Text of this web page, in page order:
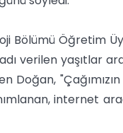
Bölümü Öğretim
verilen yaşıtlar
Doğan,
internet